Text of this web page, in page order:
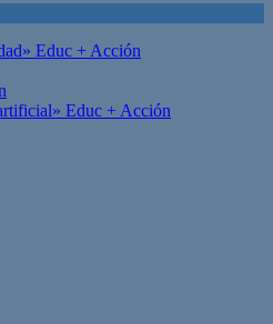
Educ + Acción
Educ + Acción